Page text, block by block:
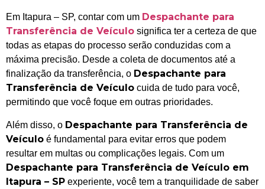
Em Itapura – SP, contar com um Despachante para
Transferência de Veículo significa ter a certeza de que
todas as etapas do processo serão conduzidas com a
máxima precisão. Desde a coleta de documentos até a
finalização da transferência, o Despachante para
Transferência de Veículo cuida de tudo para você,
permitindo que você foque em outras prioridades.
Além disso, o Despachante para Transferência de
Veículo é fundamental para evitar erros que podem
resultar em multas ou complicações legais. Com um
Despachante para Transferência de Veículo em
Itapura – SP experiente, você tem a tranquilidade de saber